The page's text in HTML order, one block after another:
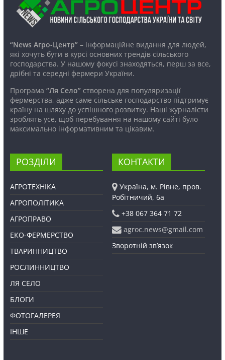
“News Агро-Центр”– інформаційне видання для людей,
які хочуть бути в курсі основних трендів сільського
господарства. У нашому фокусі знаходяться, перш за все,
дрібні та середні фермери України.
Програма “Ля Село”створена для популяризації
фермерства, адже саме сільське господарство підтримує
країну на шляху до успішного розвитку. Наші журналісти
зроблять усе, щоб перебування на нашому сайті було
максимально інформативним та цікавим.
РОЗДІЛИ
АГРОТЕХНІКА
АГРОПОЛІТИКА
АГРОПРАВО
ЕКО-ФЕРМЕРСТВО
ТВАРИННИЦТВО
РОСЛИННИЦТВО
ЛЯ СЕЛО
БЛОГИ
ФОТОГАЛЕРЕЯ
ІНШЕ
КОНТАКТИ
Україна, м. Рівне, пров.
Робітничий, 6а
+38 067 364 71 72
agroc.news@gmail.com
Зворотній зв’язок